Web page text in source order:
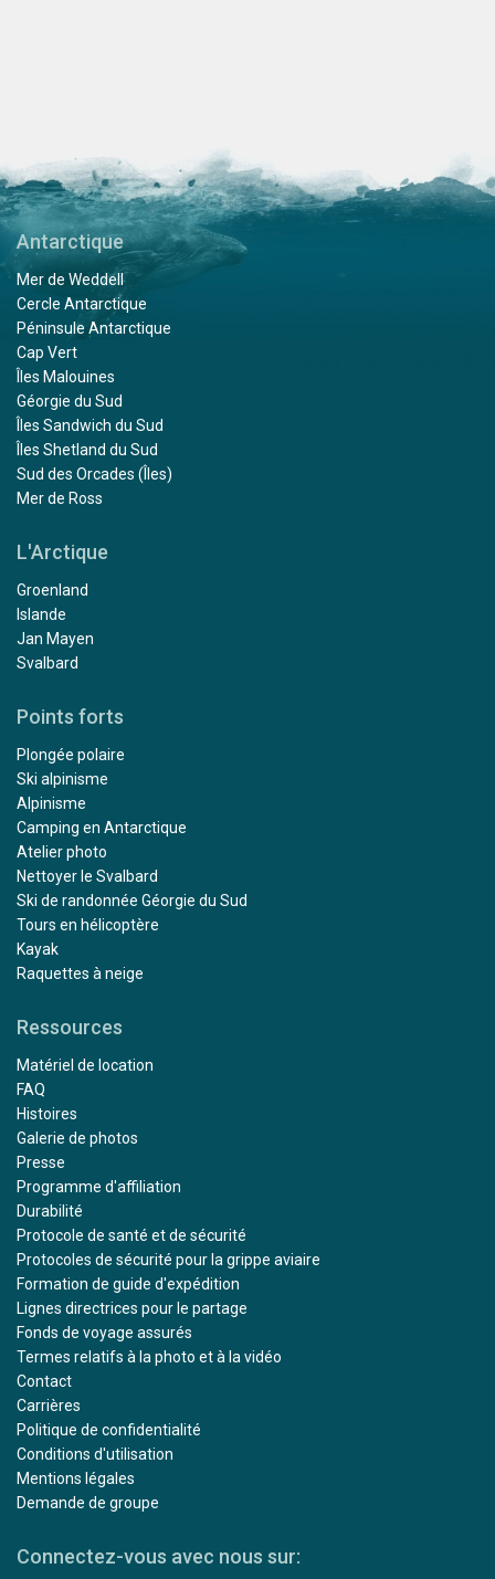
Antarctique
Mer de Weddell
Cercle Antarctique
Péninsule Antarctique
Cap Vert
Îles Malouines
Géorgie du Sud
Îles Sandwich du Sud
Îles Shetland du Sud
Sud des Orcades (Îles)
Mer de Ross
L'Arctique
Groenland
Islande
Jan Mayen
Svalbard
Points forts
Plongée polaire
Ski alpinisme
Alpinisme
Camping en Antarctique
Atelier photo
Nettoyer le Svalbard
Ski de randonnée Géorgie du Sud
Tours en hélicoptère
Kayak
Raquettes à neige
Ressources
Matériel de location
FAQ
Histoires
Galerie de photos
Presse
Programme d'affiliation
Durabilité
Protocole de santé et de sécurité
Protocoles de sécurité pour la grippe aviaire
Formation de guide d'expédition
Lignes directrices pour le partage
Fonds de voyage assurés
Termes relatifs à la photo et à la vidéo
Contact
Carrières
Politique de confidentialité
Conditions d'utilisation
Mentions légales
Demande de groupe
Connectez-vous avec nous sur: